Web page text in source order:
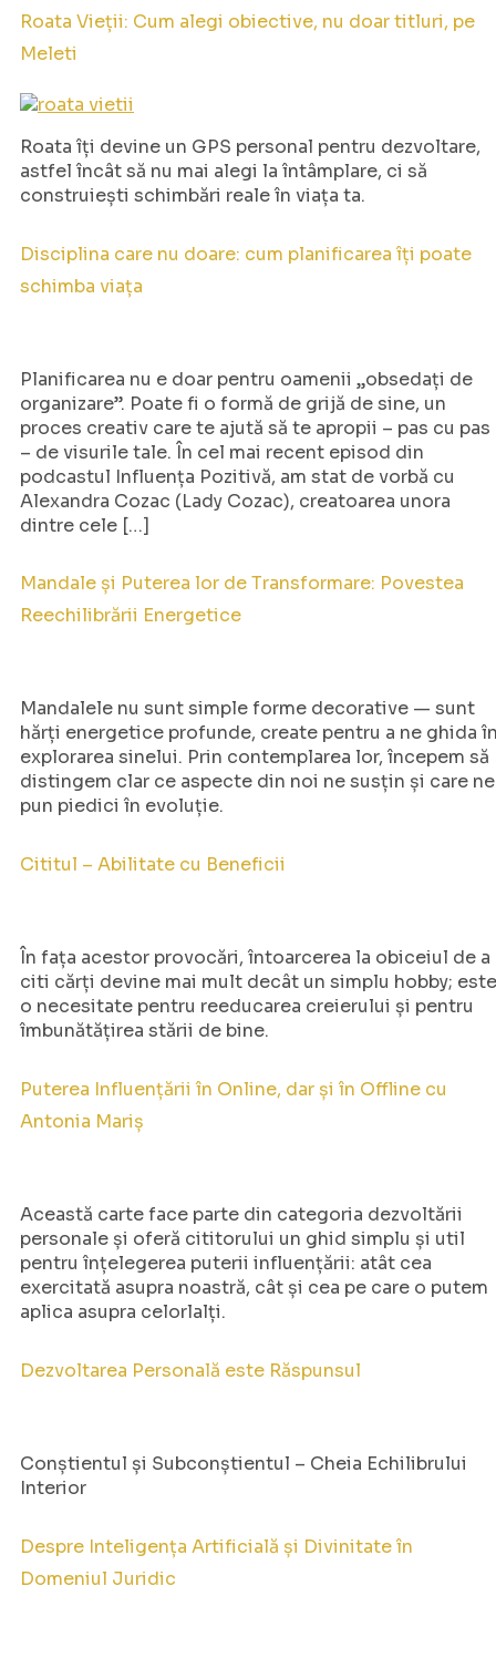
Roata Vieții: Cum alegi obiective, nu doar titluri, pe
Meleti
Roata îți devine un GPS personal pentru dezvoltare,
astfel încât să nu mai alegi la întâmplare, ci să
construiești schimbări reale în viața ta.
Disciplina care nu doare: cum planificarea îți poate
schimba viața
Planificarea nu e doar pentru oamenii „obsedați de
organizare”. Poate fi o formă de grijă de sine, un
proces creativ care te ajută să te apropii – pas cu pas
– de visurile tale. În cel mai recent episod din
podcastul Influența Pozitivă, am stat de vorbă cu
Alexandra Cozac (Lady Cozac), creatoarea unora
dintre cele […]
Mandale și Puterea lor de Transformare: Povestea
Reechilibrării Energetice
Mandalele nu sunt simple forme decorative — sunt
hărți energetice profunde, create pentru a ne ghida
explorarea sinelui. Prin contemplarea lor, începem să
distingem clar ce aspecte din noi ne susțin și care ne
pun piedici în evoluție.
Cititul – Abilitate cu Beneficii
În fața acestor provocări, întoarcerea la obiceiul de a
citi cărți devine mai mult decât un simplu hobby; este
o necesitate pentru reeducarea creierului și pentru
îmbunătățirea stării de bine.
Puterea Influențării în Online, dar și în Offline cu
Antonia Mariș
Această carte face parte din categoria dezvoltării
personale și oferă cititorului un ghid simplu și util
pentru înțelegerea puterii influențării: atât cea
exercitată asupra noastră, cât și cea pe care o putem
aplica asupra celorlalți.
Dezvoltarea Personală este Răspunsul
Conștientul și Subconștientul – Cheia Echilibrului
Interior
Despre Inteligența Artificială și Divinitate în
Domeniul Juridic